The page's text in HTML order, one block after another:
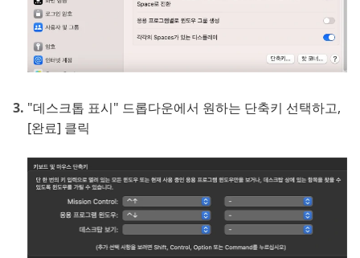
"데스크톱 표시" 드롭다운에서 원하는 단축키 선택하고,
[완료] 클릭